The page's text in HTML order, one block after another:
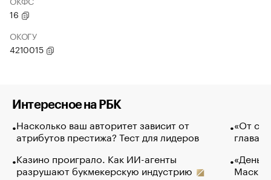
16
ОКОГУ
4210015
Интересное на РБК
Насколько ваш авторитет зависит от
атрибутов престижа? Тест для лидеров
Казино проиграло. Как ИИ-агенты
разрушают букмекерскую индустрию
«От
глава
Маск в